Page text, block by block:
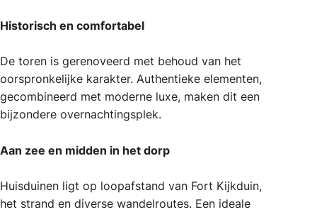
Historisch en comfortabel
De toren is gerenoveerd met behoud van het
oorspronkelijke karakter. Authentieke elementen,
gecombineerd met moderne luxe, maken dit een
bijzondere overnachtingsplek.
Aan zee en midden in het dorp
Huisduinen ligt op loopafstand van Fort Kijkduin,
het strand en diverse wandelroutes. Een ideale